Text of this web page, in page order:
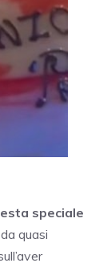
speciale
quasi